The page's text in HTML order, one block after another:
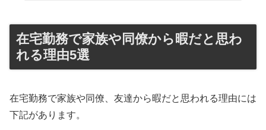
在宅勤務で家族や同僚から暇だと思わ
れる理由5選
在宅勤務で家族や同僚、友達から暇だと思われる理由には
下記があります。